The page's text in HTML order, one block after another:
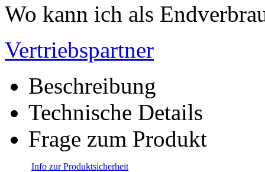
Wo kann ich als
Vertriebspartner
Beschreibung
Technische Details
Frage zum Produkt
Info zur Produktsicherheit